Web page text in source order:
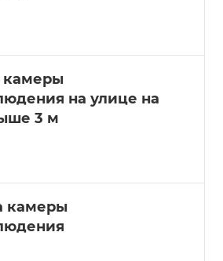
камеры
на улице на
3 м
камеры